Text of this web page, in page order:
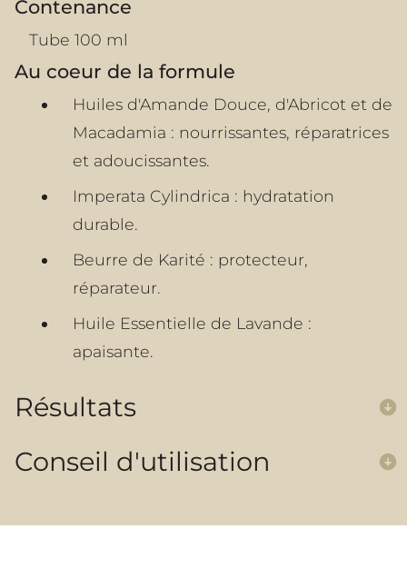
Contenance
Tube 100 ml
Au coeur de la formule
Huiles d'Amande Douce, d'Abricot et de
Macadamia : nourrissantes, réparatrices
et adoucissantes.
Imperata Cylindrica : hydratation
durable.
Beurre de Karité : protecteur,
réparateur.
Huile Essentielle de Lavande :
apaisante.
Résultats
Conseil d'utilisation